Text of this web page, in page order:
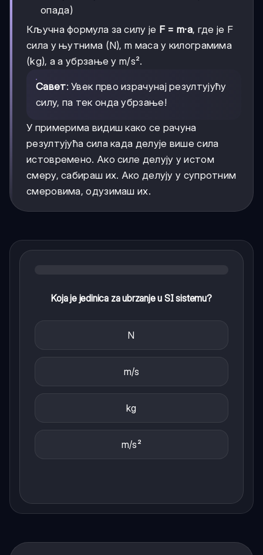
опада)
Кључна формула за силу је F = m·a, где је F
сила у њутнима (N), m маса у килограмима
(kg), а a убрзање у m/s².
Савет: Увек прво израчунај резултујућу
силу, па тек онда убрзање!
У примерима видиш како се рачуна
резултујућа сила када делује више сила
истовремено. Ако силе делују у истом
смеру, сабираш их. Ако делују у супротним
смеровима, одузимаш их.
Koja je jedinica za ubrzanje u SI sistemu?
N
m/s
kg
m/s²